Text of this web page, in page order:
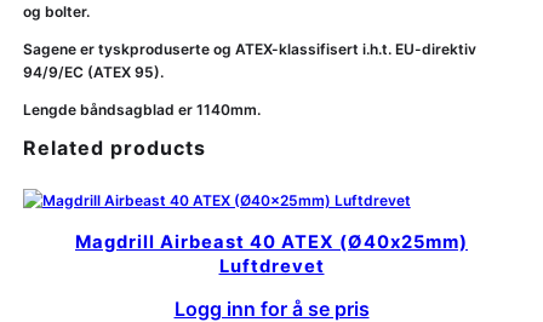
og bolter.
Sagene er tyskproduserte og ATEX-klassifisert i.h.t. EU-direktiv
94/9/EC (ATEX 95).
Lengde båndsagblad er 1140mm.
Related products
Magdrill Airbeast 40 ATEX (Ø40x25mm)
Luftdrevet
Logg inn for å se pris